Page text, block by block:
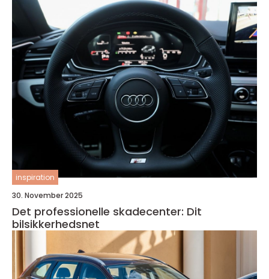
inspiration
30. November 2025
Det professionelle skadecenter: Dit
bilsikkerhedsnet